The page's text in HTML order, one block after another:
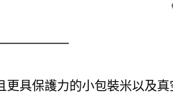
具保護力的小包裝米以及